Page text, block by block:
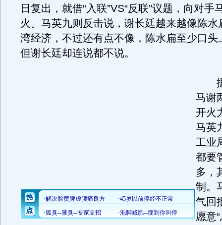
日复出，就借“入联”VS“反联”议题，向对手
火。马英九则反击说，谢长廷越来越像陈水
湾经济，不过还有点不像，陈水扁至少口头
但谢长廷却连说都不说。
据
马谢
开火
马英
工业
都要
多，
制。
气回
愿意